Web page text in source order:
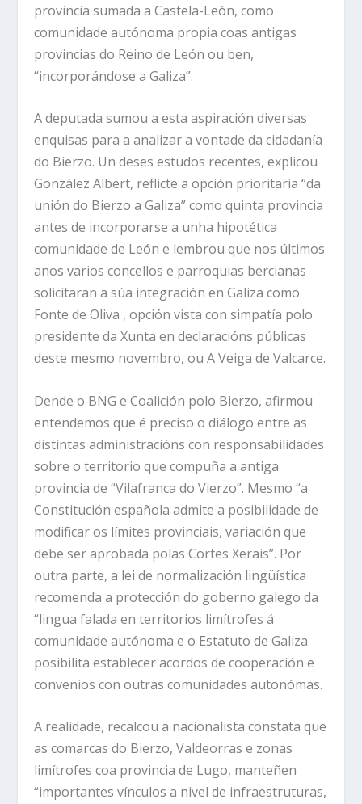
provincia sumada a Castela-León, como
comunidade autónoma propia coas antigas
provincias do Reino de León ou ben,
“incorporándose a Galiza”.
A deputada sumou a esta aspiración diversas
enquisas para a analizar a vontade da cidadanía
do Bierzo. Un deses estudos recentes, explicou
González Albert, reflicte a opción prioritaria “da
unión do Bierzo a Galiza” como quinta provincia
antes de incorporarse a unha hipotética
comunidade de León e lembrou que nos últimos
anos varios concellos e parroquias bercianas
solicitaran a súa integración en Galiza como
Fonte de Oliva , opción vista con simpatía polo
presidente da Xunta en declaracións públicas
deste mesmo novembro, ou A Veiga de Valcarce.
Dende o BNG e Coalición polo Bierzo, afirmou
entendemos que é preciso o diálogo entre as
distintas administracións con responsabilidades
sobre o territorio que compuña a antiga
provincia de “Vilafranca do Vierzo”. Mesmo “a
Constitución española admite a posibilidade de
modificar os límites provinciais, variación que
debe ser aprobada polas Cortes Xerais”. Por
outra parte, a lei de normalización lingüística
recomenda a protección do goberno galego da
“lingua falada en territorios limítrofes á
comunidade autónoma e o Estatuto de Galiza
posibilita establecer acordos de cooperación e
convenios con outras comunidades autonómas.
A realidade, recalcou a nacionalista constata que
as comarcas do Bierzo, Valdeorras e zonas
limítrofes coa provincia de Lugo, manteñen
“importantes vínculos a nivel de infraestruturas,